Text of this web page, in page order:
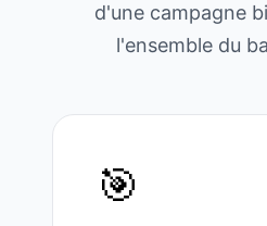
d'une campagne
l'ensemble du
🎯